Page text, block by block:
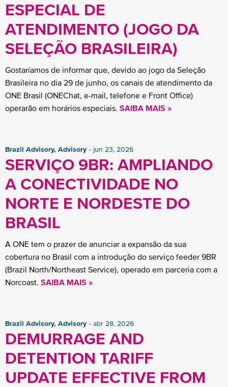
ESPECIAL DE
ATENDIMENTO (JOGO DA
SELEÇÃO BRASILEIRA)
Gostaríamos de informar que, devido ao jogo da Seleção
Brasileira no dia 29 de junho, os canais de atendimento da
ONE Brasil (ONEChat, e-mail, telefone e Front Office)
operarão em horários especiais. SAIBA MAIS »
Brazil Advisory, Advisory jun 23, 2026
SERVIÇO 9BR: AMPLIANDO
A CONECTIVIDADE NO
NORTE E NORDESTE DO
BRASIL
A ONE tem o prazer de anunciar a expansão da sua
cobertura no Brasil com a introdução do serviço feeder 9BR
(Brazil North/Northeast Service), operado em parceria com a
Norcoast. SAIBA MAIS »
Brazil Advisory, Advisory abr 28, 2026
DEMURRAGE AND
DETENTION TARIFF
UPDATE EFFECTIVE FROM